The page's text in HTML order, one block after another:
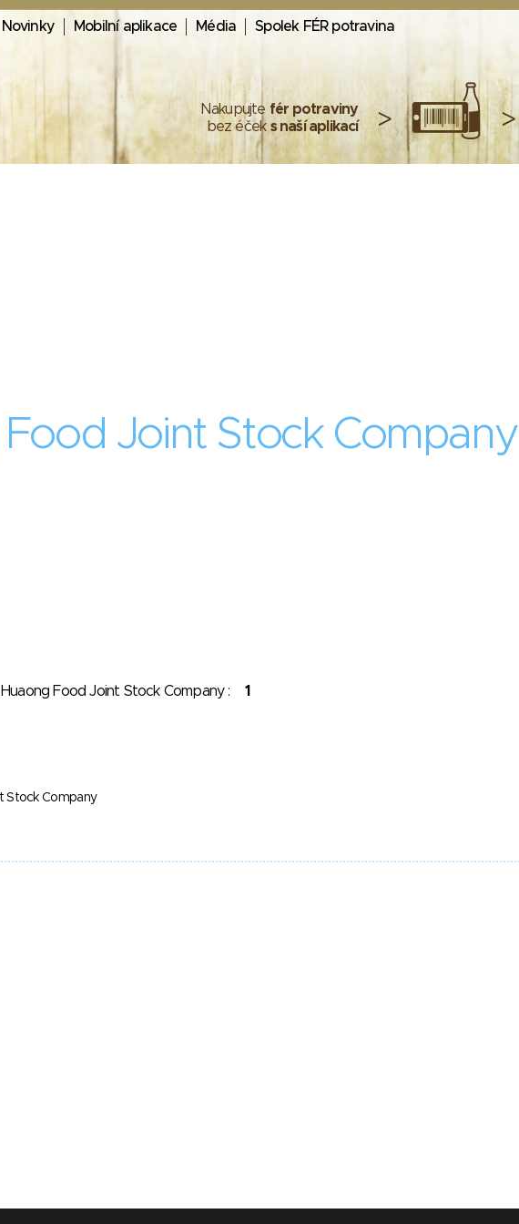
Novinky Mobilní aplikace Média Spolek FÉR potravina
Nakupujte fér potraviny
bez éček s naší aplikací > >
Food Joint Stock Company
Food Joint Stock Company :1
Stock Company